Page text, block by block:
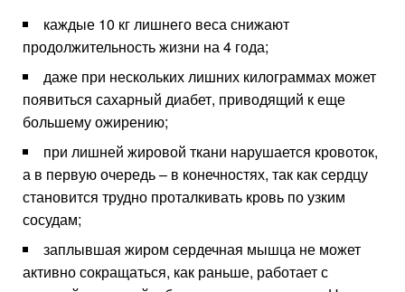
каждые 10 кг лишнего веса снижают
продолжительность жизни на 4 года;
даже при нескольких лишних килограммах может
появиться сахарный диабет, приводящий к еще
большему ожирению;
при лишней жировой ткани нарушается кровоток,
а в первую очередь – в конечностях, так как сердцу
становится трудно проталкивать кровь по узким
сосудам;
заплывшая жиром сердечная мышца не может
активно сокращаться, как раньше, работает с